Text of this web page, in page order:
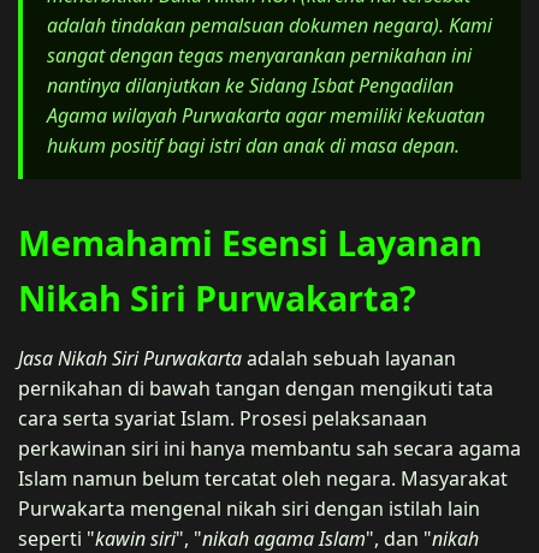
adalah tindakan pemalsuan dokumen negara). Kami
sangat dengan tegas menyarankan pernikahan ini
nantinya dilanjutkan ke Sidang Isbat Pengadilan
Agama wilayah Purwakarta agar memiliki kekuatan
hukum positif bagi istri dan anak di masa depan.
Memahami Esensi Layanan
Nikah Siri Purwakarta?
Jasa Nikah Siri Purwakartaadalah sebuah layanan
pernikahan di bawah tangan dengan mengikuti tata
cara serta syariat Islam. Prosesi pelaksanaan
perkawinan siri ini hanya membantu sah secara agama
Islam namun belum tercatat oleh negara. Masyarakat
Purwakarta mengenal nikah siri dengan istilah lain
seperti "kawin siri", "nikah agama Islam", dan "nikah